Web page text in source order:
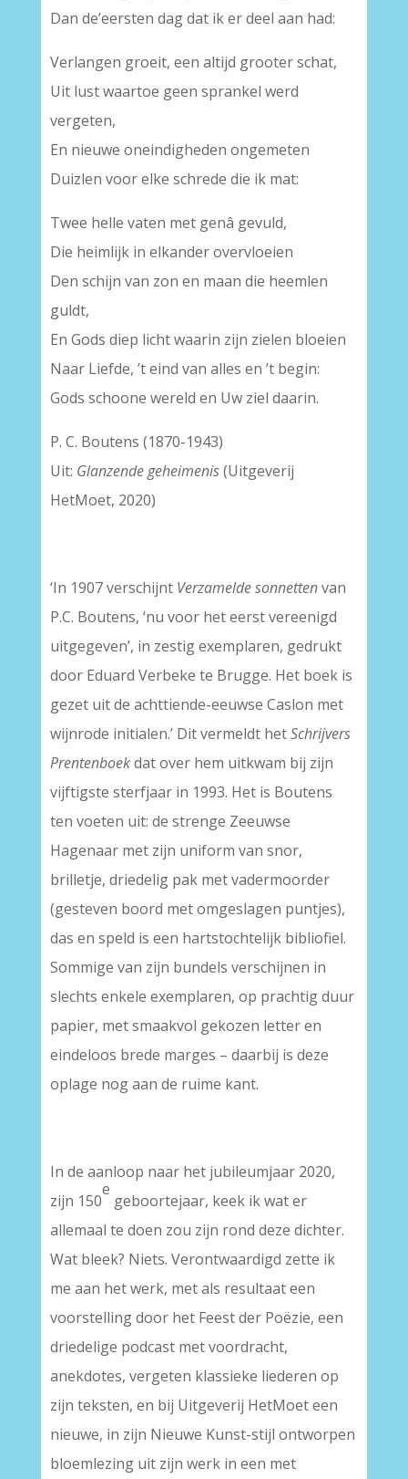
Dan de’eersten dag dat ik er deel aan had:
Verlangen groeit, een altijd grooter schat,
Uit lust waartoe geen sprankel werd
vergeten,
En nieuwe oneindigheden ongemeten
Duizlen voor elke schrede die ik mat:
Twee helle vaten met genâ gevuld,
Die heimlijk in elkander overvloeien
Den schijn van zon en maan die heemlen
guldt,
En Gods diep licht waarin zijn zielen bloeien
Naar Liefde, ’t eind van alles en ’t begin:
Gods schoone wereld en Uw ziel daarin.
P. C. Boutens (1870-1943)
Uit: Glanzende geheimenis(Uitgeverij
HetMoet, 2020)
‘In 1907 verschijnt Verzamelde sonnettenvan
P.C. Boutens, ‘nu voor het eerst vereenigd
uitgegeven’, in zestig exemplaren, gedrukt
door Eduard Verbeke te Brugge. Het boek is
gezet uit de achttiende-eeuwse Caslon met
wijnrode initialen.’ Dit vermeldt hetSchrijvers
Prentenboekdat over hem uitkwam bij zijn
vijftigste sterfjaar in 1993. Het is Boutens
ten voeten uit: de strenge Zeeuwse
Hagenaar met zijn uniform van snor,
brilletje, driedelig pak met vadermoorder
(gesteven boord met omgeslagen puntjes),
das en speld is een hartstochtelijk bibliofiel.
Sommige van zijn bundels verschijnen in
slechts enkele exemplaren, op prachtig duur
papier, met smaakvol gekozen letter en
eindeloos brede marges – daarbij is deze
oplage nog aan de ruime kant.
In de aanloop naar het jubileumjaar 2020,
zijn 150
e
geboortejaar, keek ik wat er
allemaal te doen zou zijn rond deze dichter.
Wat bleek? Niets. Verontwaardigd zette ik
me aan het werk, met als resultaat een
voorstelling door het Feest der Poëzie, een
driedelige podcast met voordracht,
anekdotes, vergeten klassieke liederen op
zijn teksten, en bij Uitgeverij HetMoet een
nieuwe, in zijn Nieuwe Kunst-stijl ontworpen
bloemlezing uit zijn werk in een met